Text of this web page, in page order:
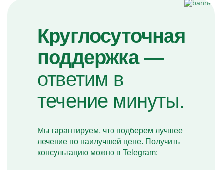
Круглосуточная
поддержка —
ответим в
течение минуты.
Мы гарантируем, что подберем лучшее
лечение по наилучшей цене. Получить
консультацию можно в Telegram: